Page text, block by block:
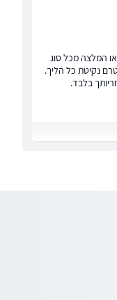
או המלצה מכל סוג
נקיטת כל הליך.
בלבד.